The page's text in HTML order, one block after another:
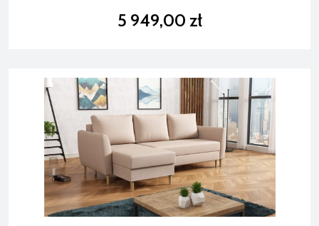
5 949,00 zł